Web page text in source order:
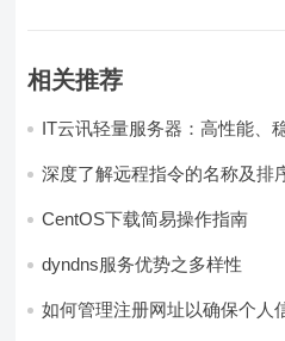
相关推荐
IT云讯轻量服务器：高性能、
深度了解远程指令的名称及排
CentOS下载简易操作指南
dyndns服务优势之多样性
如何管理注册网址以确保个人